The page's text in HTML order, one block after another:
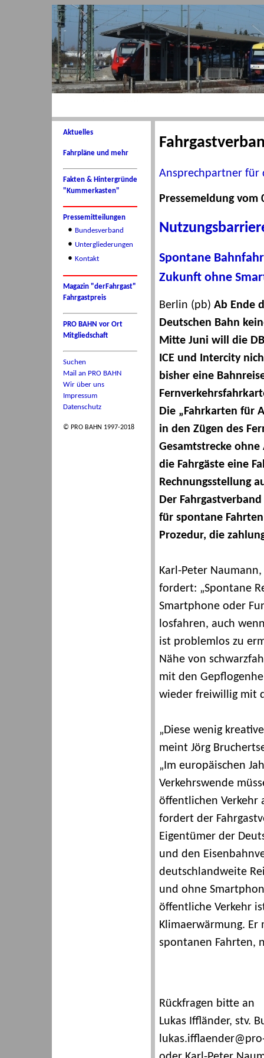
Aktuelles
Fahrpläne und mehr
Fakten & Hintergründe
"Kummerkasten"
Pressemitteilungen
• Bundesverband
• Untergliederungen
• Kontakt
Magazin "derFahrgast"
Fahrgastpreis
PRO BAHN vor Ort
Mitgliedschaft
Suchen
Mail an PRO BAHN
Wir über uns
Impressum
Datenschutz
© PRO BAHN 1997-2018
Ansprechpartner für
Pressemeldung vom
Spontane
Zukunft ohne
Berlin (pb) Ab Ende
Deutschen Bahn
Mitte Juni will die
ICE und Intercity
bisher eine
Die „Fahrkarten für
in den Zügen des
Gesamtstrecke
die Fahrgäste eine
Rechnungsstellung
Der
für spontane
Prozedur, die
Karl-Peter
fordert: „Spontane
Smartphone oder
losfahren, auch
ist problemlos zu
Nähe von
mit den
wieder freiwillig mit
„Diese wenig
meint Jörg
„Im europäischen
Verkehrswende
öffentlichen Verkehr
fordert der
Eigentümer der
und den
deutschlandweite
und ohne
öffentliche Verkehr
Klimaerwärmung.
spontanen Fahrten,
Rückfragen bitte an
Lukas Iffländer, stv.